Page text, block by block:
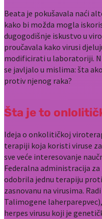
Beata je pokušavala naći
kako bi možda mogla
dugogodišnje iskustvo u
proučavala kako virusi
modificirati u laboratoriji.
se javljalo u mislima: šta
protiv njenog raka?
Šta je to
Ideja o onkolitičkoj
terapiji koja koristi viruse
sve veće interesovanje
Federalna administracija za
odobrila jednu terapiju
zasnovanu na virusima.
Talimogene
herpes virusu koji je